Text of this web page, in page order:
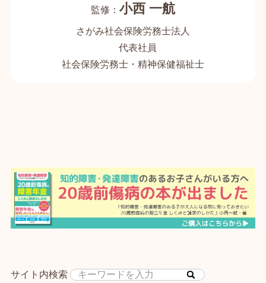
小西 一航
さがみ社会保険労務士法人
代表社員
社会保険労務士・精神保健福祉士
サイト内検索